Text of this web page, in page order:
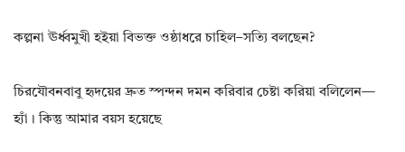
কল্পনা ঊর্ধ্বমুখী হইয়া বিভক্ত ওষ্ঠাধরে চাহিল–সত্যি বলছেন?
চিরযৌবনবাবু হৃদয়ের দ্রুত স্পন্দন দমন করিবার চেষ্টা করিয়া বলিলেন—
হ্যাঁ। কিন্তু আমার বয়স হয়েছে